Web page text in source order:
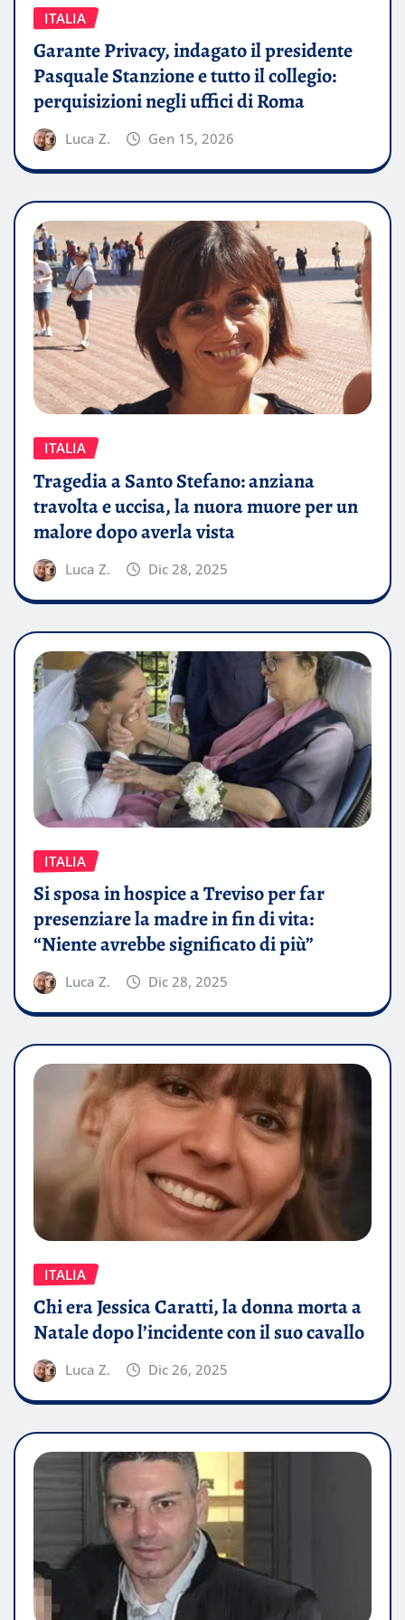
ITALIA
Garante Privacy, indagato il presidente
Pasquale Stanzione e tutto il collegio:
perquisizioni negli uffici di Roma
Luca Z. Gen 15, 2026
ITALIA
Tragedia a Santo Stefano: anziana
travolta e uccisa, la nuora muore per un
malore dopo averla vista
Luca Z. Dic 28, 2025
ITALIA
Si sposa in hospice a Treviso per far
presenziare la madre in fin di vita:
“Niente avrebbe significato di più”
Luca Z. Dic 28, 2025
ITALIA
Chi era Jessica Caratti, la donna morta a
Natale dopo l’incidente con il suo cavallo
Luca Z. Dic 26, 2025